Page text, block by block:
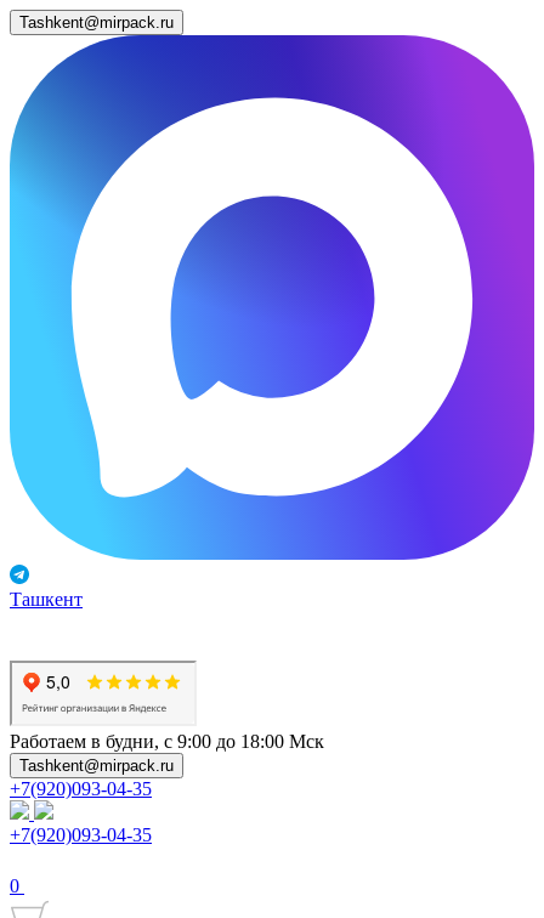
Tashkent@mirpack.ru
Ташкент
Работаем в будни, с 9:00 до 18:00 Мск
Tashkent@mirpack.ru
+7(920)093-04-35
+7(920)093-04-35
0